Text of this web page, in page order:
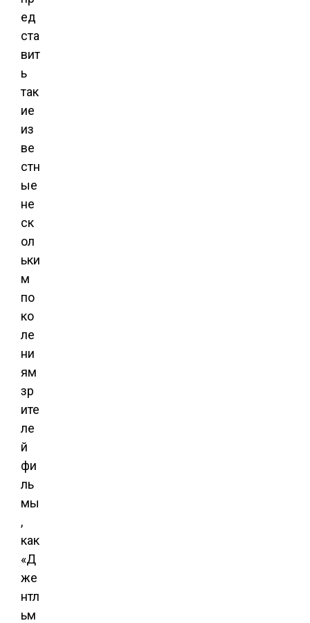
ед
ста
вит
ь
так
ие
из
ве
стн
ые
не
ск
ол
ьки
м
по
ко
ле
ни
ям
зр
ите
ле
й
фи
ль
мы
,
как
«Д
же
нтл
ьм